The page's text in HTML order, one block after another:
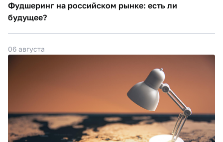
Фудшеринг на российском рынке: есть ли
будущее?
06 августа